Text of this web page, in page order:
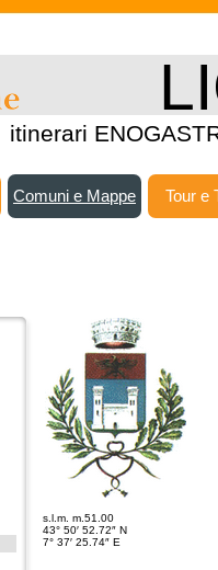
Comuni e Mappe Tour e
itinerari
s.l.m. m.51.00
43° 50′ 52.72″ N
7° 37′ 25.74″ E